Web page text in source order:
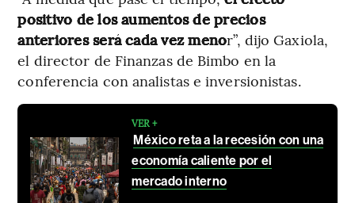
positivo de los aumentos de precios
anteriores será cada vez menor”, dijo Gaxiola,
el director de Finanzas de Bimbo en la
conferencia con analistas e inversionistas.
VER +
México reta a la recesión con una
economía caliente por el
mercado interno